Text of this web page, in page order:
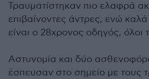
Τραυματίστηκαν πιο ελαφρά
επιβαίνοντες άντρες, ενώ
είναι ο 28χρονος οδηγός, όλοι
Αστυνομία και δύο
έσπευσαν στο σημείο με τους